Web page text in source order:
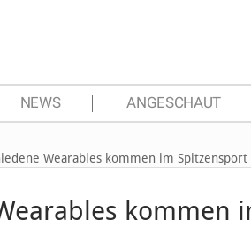
NEWS ANGESCHAUT
Wearables kommen im Spitzensport
kommen